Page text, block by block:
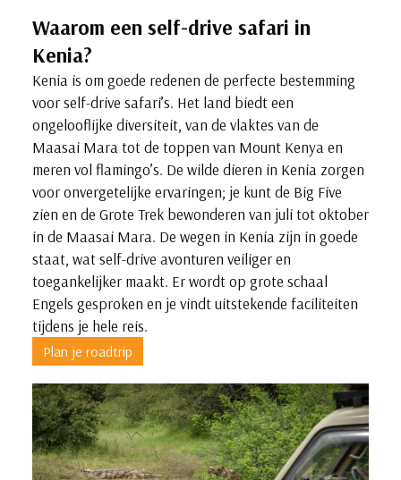
Waarom een self-drive safari in
Kenia?
Kenia is om goede redenen de perfecte bestemming
voor self-drive safari’s. Het land biedt een
ongelooflijke diversiteit, van de vlaktes van de
Maasai Mara tot de toppen van Mount Kenya en
meren vol flamingo’s. De wilde dieren in Kenia zorgen
voor onvergetelijke ervaringen; je kunt de Big Five
zien en de Grote Trek bewonderen van juli tot oktober
in de Maasai Mara. De wegen in Kenia zijn in goede
staat, wat self-drive avonturen veiliger en
toegankelijker maakt. Er wordt op grote schaal
Engels gesproken en je vindt uitstekende faciliteiten
tijdens je hele reis.
Plan je roadtrip